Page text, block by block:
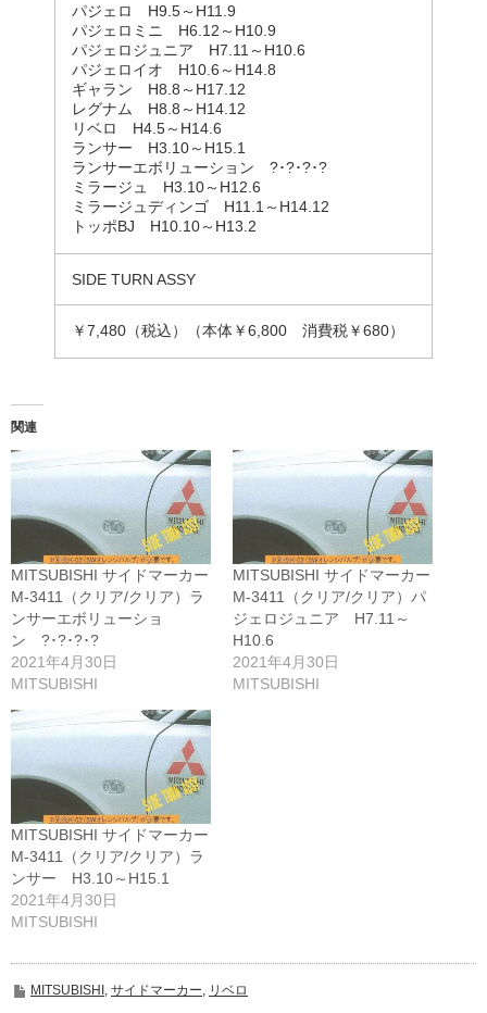
パジェロ H9.5～H11.9
パジェロミニ H6.12～H10.9
パジェロジュニア H7.11～H10.6
パジェロイオ H10.6～H14.8
ギャラン H8.8～H17.12
レグナム H8.8～H14.12
リベロ H4.5～H14.6
ランサー H3.10～H15.1
ランサーエボリューション ?･?･?･?
ミラージュ H3.10～H12.6
ミラージュディンゴ H11.1～H14.12
トッポBJ H10.10～H13.2
SIDE TURN ASSY
￥7,480（税込）（本体￥6,800 消費税￥680）
関連
MITSUBISHI サイドマーカー
M-3411（クリア/クリア）ラ
ンサーエボリューショ
ン ?･?･?･?
2021年4月30日
MITSUBISHI
MITSUBISHI サイドマーカー
M-3411（クリア/クリア）パ
ジェロジュニア H7.11～
H10.6
2021年4月30日
MITSUBISHI
MITSUBISHI サイドマーカー
M-3411（クリア/クリア）ラ
ンサー H3.10～H15.1
2021年4月30日
MITSUBISHI
MITSUBISHI , サイドマーカー, リベロ